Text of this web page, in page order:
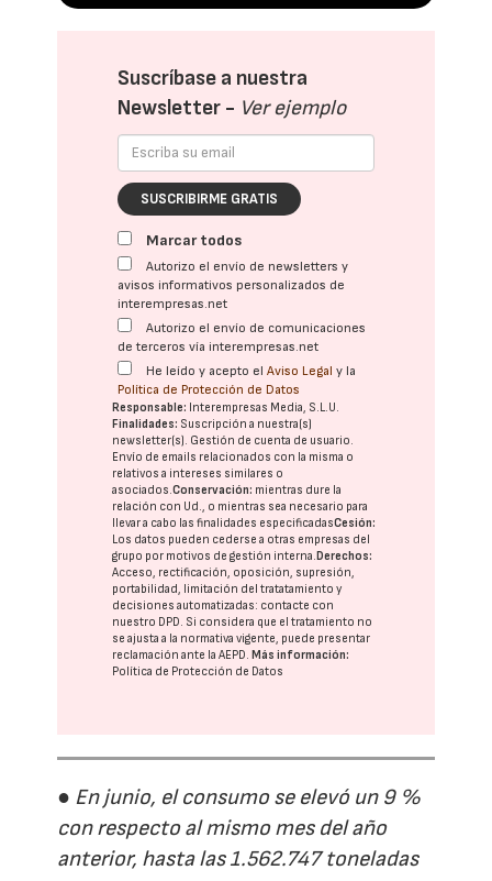
Suscríbase a nuestra
Newsletter - Ver ejemplo
SUSCRIBIRME GRATIS
Marcar todos
Autorizo el envío de newsletters y
avisos informativos personalizados de
interempresas.net
Autorizo el envío de comunicaciones
de terceros vía interempresas.net
He leído y acepto elAviso Legal y la
Política de Protección de Datos
Responsable: Interempresas Media, S.L.U.
Finalidades: Suscripción a nuestra(s)
newsletter(s). Gestión de cuenta de usuario.
Envío de emails relacionados con la misma o
relativos a intereses similares o
asociados.Conservación: mientras dure la
relación con Ud., o mientras sea necesario para
llevar a cabo las finalidades especificadasCesión:
Los datos pueden cederse a otras empresas del
grupo por motivos de gestión interna.Derechos:
Acceso, rectificación, oposición, supresión,
portabilidad, limitación del tratatamiento y
decisiones automatizadas: contacte con
nuestro DPD. Si considera que el tratamiento no
se ajusta a la normativa vigente, puede presentar
reclamación ante laAEPD.Más información:
Política de Protección de Datos
● En junio, el consumo se elevó un 9 %
con respecto al mismo mes del año
anterior, hasta las 1.562.747 toneladas